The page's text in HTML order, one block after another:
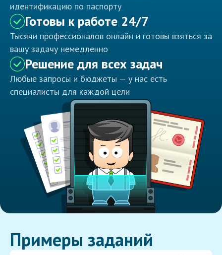
идентификацию по паспорту
Готовы к работе 24/7
Тысячи профессионалов онлайн и готовы взяться за
вашу задачу немедленно
Решение для всех задач
Любые запросы и бюджеты — у нас есть
специалисты для каждой цели
Примеры заданий